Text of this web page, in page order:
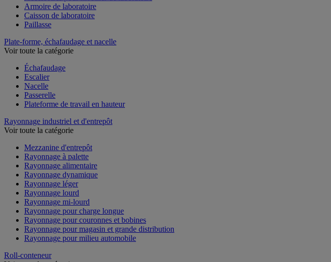
Accessoires pour mobilier de laboratoire
Armoire de laboratoire
Caisson de laboratoire
Plate-forme, échafaudage et nacelle
Échafaudage
Escalier
Nacelle
Passerelle
Rayonnage industriel et d'entrepôt
Mezzanine d'entrepôt
Rayonnage à palette
Rayonnage alimentaire
Rayonnage dynamique
Rayonnage léger
Rayonnage lourd
Rayonnage mi-lourd
Rayonnage pour charge longue
Rayonnage pour couronnes et bobines
Rayonnage pour magasin et grande distribution